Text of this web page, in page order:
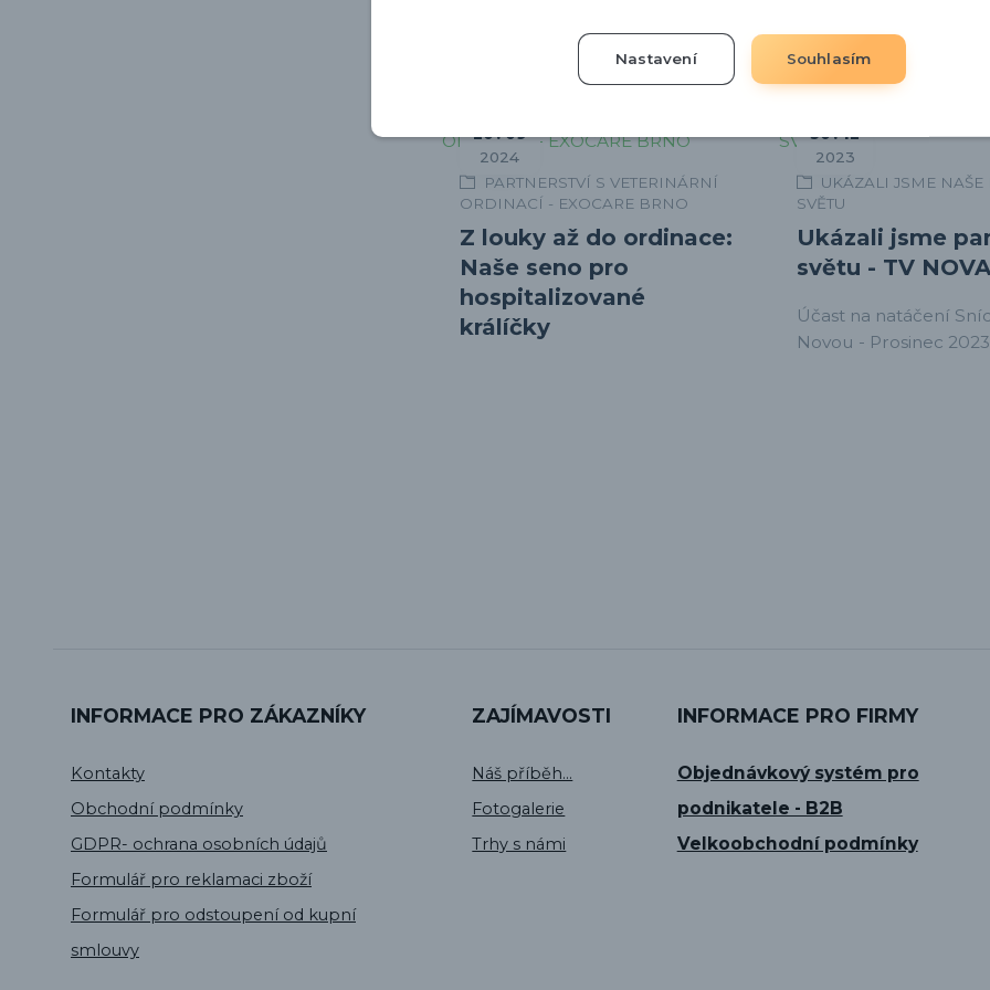
Z louky až do ordinace:
Naše seno pro
hospitalizované
králíčky
20
09
2024
PARTNERSTVÍ S VETERINÁRNÍ
ORDINACÍ - EXOCARE BRNO
Ukázali jsme
světu - TV
30
12
2023
UKÁZALI JSME NAŠE
SVĚTU
Účast na natáčení
Novou - Prosinec 2023
INFORMACE PRO ZÁKAZNÍKY
Kontakty
Obchodní podmínky
GDPR- ochrana osobních údajů
Formulář pro reklamaci zboží
Formulář pro odstoupení od kupní
smlouvy
ZAJÍMAVOSTI
Náš příběh...
Fotogalerie
Trhy s námi
INFORMACE PRO FIRMY
Objednávkový systém pro
podnikatele - B2B
Velkoobchodní podmínky
Nastavení Souhlasím